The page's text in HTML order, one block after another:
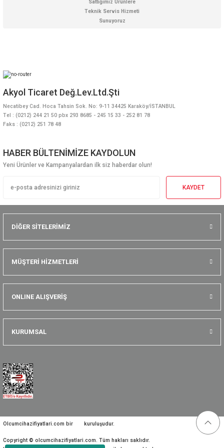
Sattığımız Ürünlere
Teknik Servis Hizmeti
Sunuyoruz
Akyol Ticaret Değ.Lev.Ltd.Şti
Necatibey Cad. Hoca Tahsin Sok. No: 9-11 34425 Karaköy/İSTANBUL
Tel : (0212) 244 21 50 pbx 293 8685 - 245 15 33 - 252 81 78
Faks : (0212) 251 78 48
HABER BÜLTENİMİZE KAYDOLUN
Yeni Ürünler ve Kampanyalardan ilk siz haberdar olun!
KAYDET
DİĞER SİTELERİMİZ
MÜŞTERİ HİZMETLERİ
ONLINE ALIŞVERİŞ
KURUMSAL
Olcumcihazifiyatlari.com bir kuruluşudur.
Copyright © olcumcihazifiyatlari.com. Tüm hakları saklıdır.